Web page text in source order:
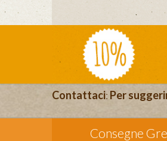
Contattaci: Per
Consegne